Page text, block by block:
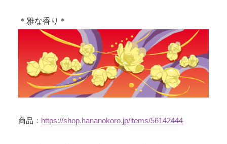
＊雅な香り＊
商品： https://shop.hananokoro.jp/items/56142444